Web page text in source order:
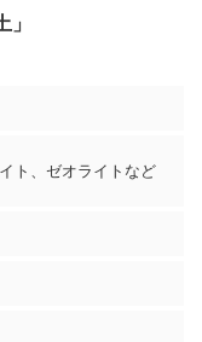
ト、ゼオライトなど